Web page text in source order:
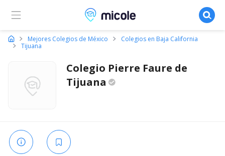
Micole, buscador de colegios
Mejores Colegios de México
Colegios en Baja California
Tijuana
Colegio Pierre Faure de
Tijuana